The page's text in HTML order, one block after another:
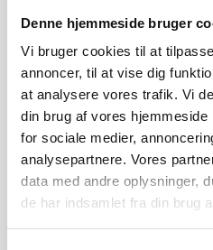
Denne hjemmeside bruger
Vi bruger cookies til at
annoncer, til at vise dig
at analysere vores trafik. Vi
din brug af vores
for sociale medier,
analysepartnere. Vores
data med andre oplysninger,
de har indsamlet fra din brug